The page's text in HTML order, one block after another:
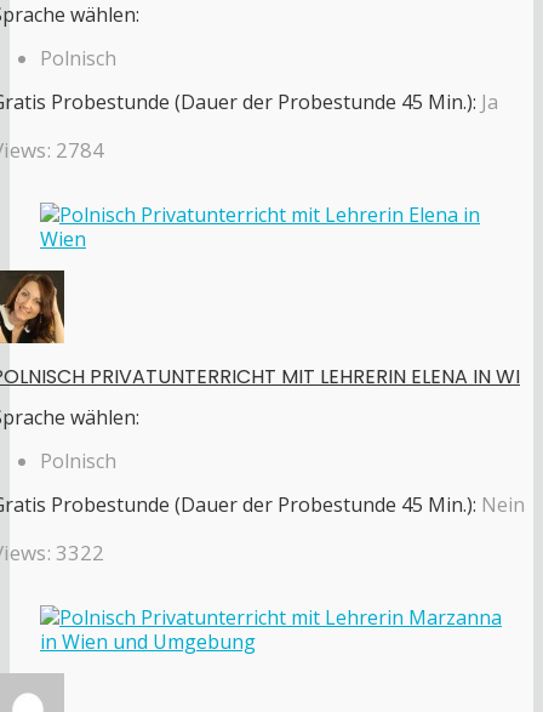
wählen:
Polnisch
Probestunde (Dauer der Probestunde 45 Min.): Ja
2784
PRIVATUNTERRICHT MIT LEHRERIN ELENA IN WI
wählen:
Polnisch
Probestunde (Dauer der Probestunde 45 Min.): Nein
3322